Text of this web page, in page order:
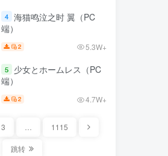
4 海猫鸣泣之时 翼（PC
端）
2 5.3W+
5
少女とホームレス（PC
端）
2 4.7W+
3 1115
跳转